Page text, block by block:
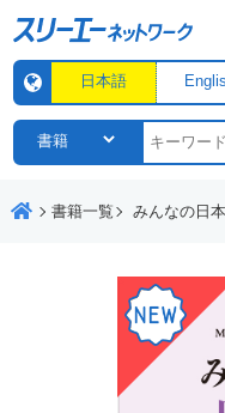
日本語
書籍一覧 みんなの日本語 初級Ⅱ